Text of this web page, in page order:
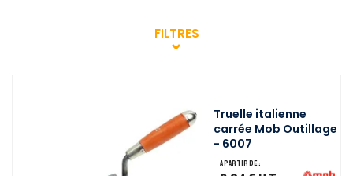
FILTRES
Truelle italienne
carrée Mob Outillage
- 6007
A partir de :